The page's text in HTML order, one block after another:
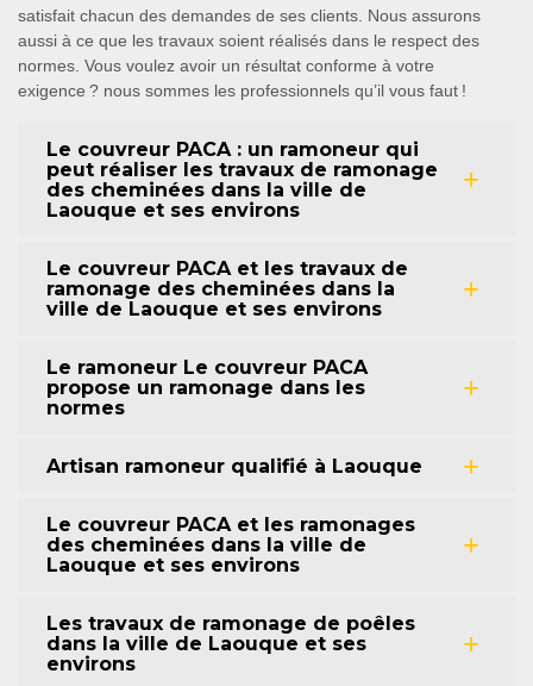
satisfait chacun des demandes de ses clients. Nous assurons
aussi à ce que les travaux soient réalisés dans le respect des
normes. Vous voulez avoir un résultat conforme à votre
exigence ? nous sommes les professionnels qu’il vous faut !
Le couvreur PACA : un ramoneur qui
peut réaliser les travaux de ramonage
des cheminées dans la ville de
Laouque et ses environs
Le couvreur PACA et les travaux de
ramonage des cheminées dans la
ville de Laouque et ses environs
Le ramoneur Le couvreur PACA
propose un ramonage dans les
normes
Artisan ramoneur qualifié à Laouque
Le couvreur PACA et les ramonages
des cheminées dans la ville de
Laouque et ses environs
Les travaux de ramonage de poêles
dans la ville de Laouque et ses
environs